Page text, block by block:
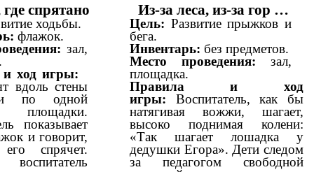
спрятано
ходьбы.
флажок.
зал,
и ход игры:
вдоль стены
по одной
площадки.
показывает
и говорит,
спрячет.
Из-за леса, из-за гор …
Цель: Развитие прыжков и
бега.
Инвентарь: без предметов.
Место проведения: зал,
площадка.
Правила и ход
игры: Воспитатель, как бы
натягивая вожжи, шагает,
высоко поднимая колени:
«Так шагает лошадка у
дедушки Егора». Дети следом
за педагогом свободной